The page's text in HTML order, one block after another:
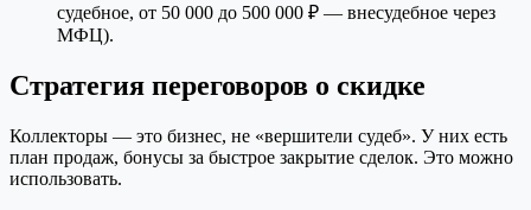
судебное, от 50 000 до 500 000 ₽ — внесудебное через
МФЦ).
Стратегия переговоров о скидке
Коллекторы — это бизнес, не «вершители судеб». У них есть
план продаж, бонусы за быстрое закрытие сделок. Это можно
использовать.